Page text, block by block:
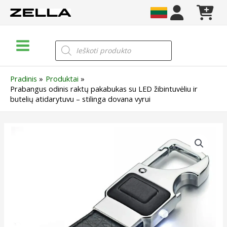
prie
Menu
Products
search
Pradinis
Produktai
Prabangus odinis raktų pakabukas su LED žibintuvėliu ir
butelių atidarytuvu – stilinga dovana vyrui